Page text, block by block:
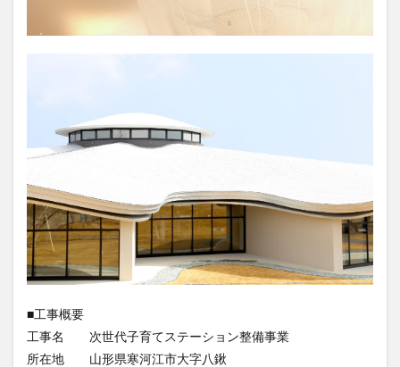
■工事概要
工事名 次世代子育てステーション整備事業
所在地 山形県寒河江市大字八鍬